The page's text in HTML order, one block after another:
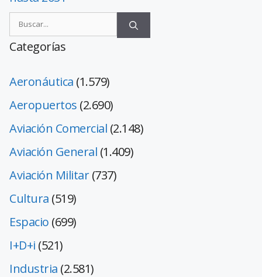
Categorías
Aeronáutica (1.579)
Aeropuertos (2.690)
Aviación Comercial (2.148)
Aviación General (1.409)
Aviación Militar(737)
Cultura (519)
Espacio (699)
I+D+i (521)
Industria (2.581)